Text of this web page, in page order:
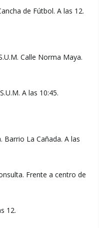
de Fútbol. A las 12.
Calle Norma Maya.
A las 10:45.
Barrio La Cañada. A las
Frente a centro de
12.